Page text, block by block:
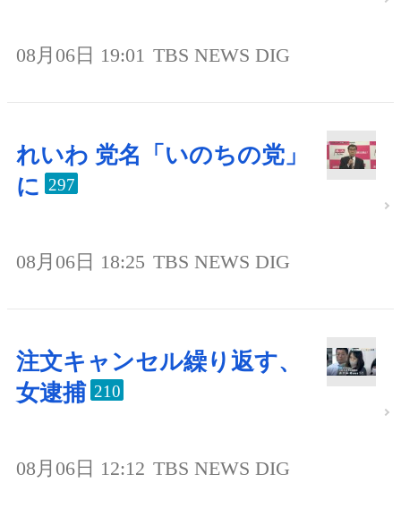
08月06日 19:01 TBS NEWS DIG
れいわ 党名「いのちの党」
に 297
08月06日 18:25 TBS NEWS DIG
注文キャンセル繰り返す、
女逮捕 210
08月06日 12:12 TBS NEWS DIG